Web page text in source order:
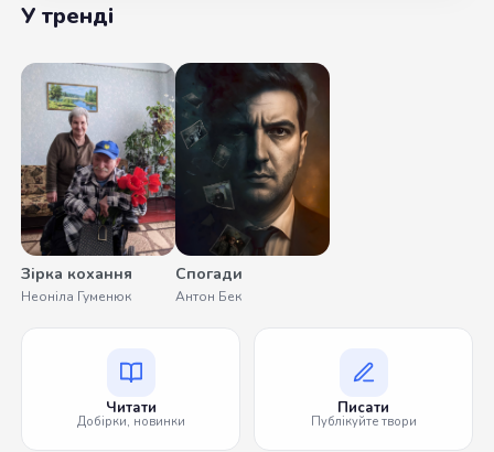
У тренді
Зірка кохання
Неоніла Гуменюк
Спогади
Антон Бек
Читати
Добірки, новинки
Писати
Публікуйте твори